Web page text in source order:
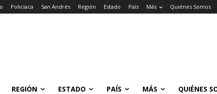
Policiaca San Andrés Región Estado País Más Quiénes Somos
REGIÓN ESTADO PAÍS MÁS QUIÉNES